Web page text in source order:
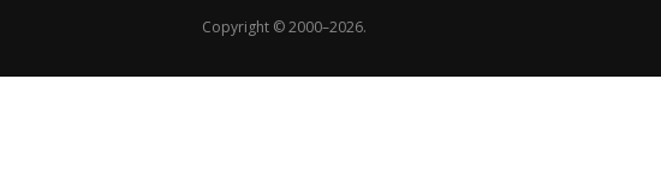
Copyright © 2000–2026.